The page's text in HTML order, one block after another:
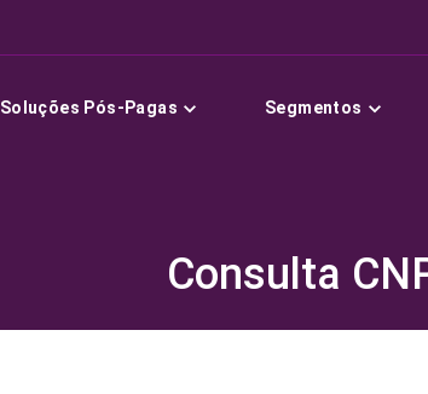
Soluções Pós-Pagas Segmentos
Consulta